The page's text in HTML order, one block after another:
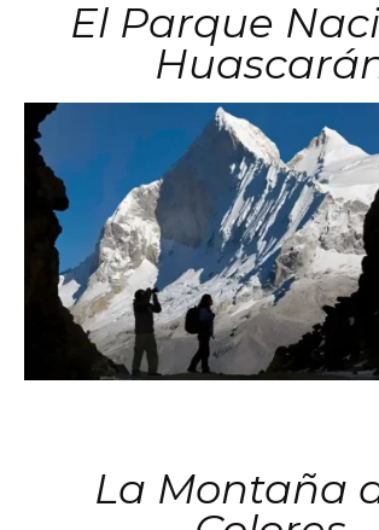
El Parque
La Montaña